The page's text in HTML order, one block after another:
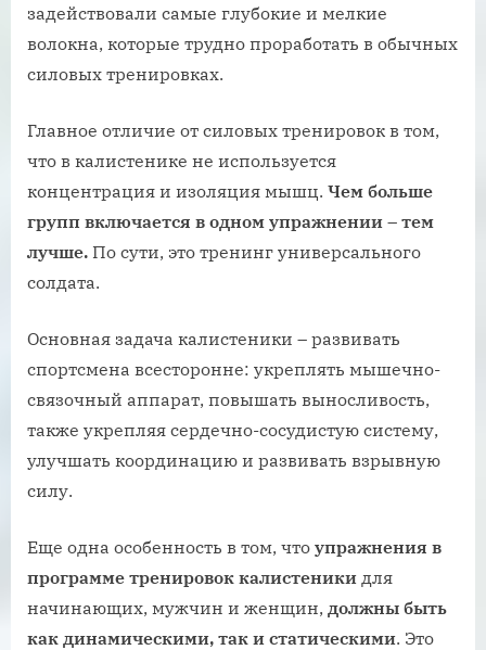
задействовали самые глубокие и мелкие
волокна, которые трудно проработать в обычных
силовых тренировках.
Главное отличие от силовых тренировок в том,
что в калистенике не используется
концентрация и изоляция мышц. Чем больше
групп включается в одном упражнении – тем
лучше. По сути, это тренинг универсального
солдата.
Основная задача калистеники – развивать
спортсмена всесторонне: укреплять мышечно-
связочный аппарат, повышать выносливость,
также укрепляя сердечно-сосудистую систему,
улучшать координацию и развивать взрывную
силу.
Еще одна особенность в том, что упражнения в
программе тренировок калистеники для
начинающих, мужчин и женщин, должны быть
как динамическими, так и статическими. Это